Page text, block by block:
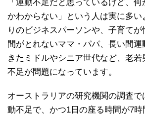
「運動不足だと思っているけど、
かわからない」という人は実に多い
りのビジネスパーソンや、子育て
間がとれないママ・パパ、長い間運
きたミドルやシニア世代など、老
不足が問題になっています。
オーストラリアの研究機関の調査で
動不足で、かつ1日の座る時間が7